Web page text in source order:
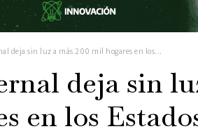
deja sin luz a más 200 mil hogares en los...
deja sin
en los